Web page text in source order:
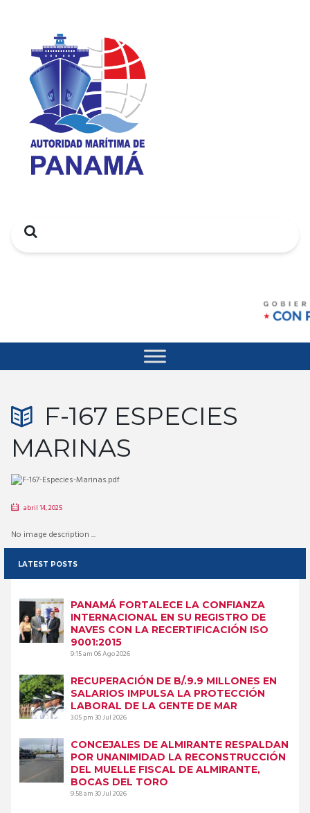
Search
F-167 ESPECIES
MARINAS
abril 14, 2025
No image description ...
LATEST POSTS
PANAMÁ FORTALECE LA CONFIANZA
INTERNACIONAL EN SU REGISTRO DE
NAVES CON LA RECERTIFICACIÓN ISO
9001:2015
9:15 am06 Ago 2026
RECUPERACIÓN DE B/.9.9 MILLONES EN
SALARIOS IMPULSA LA PROTECCIÓN
LABORAL DE LA GENTE DE MAR
3:05 pm30 Jul 2026
CONCEJALES DE ALMIRANTE RESPALDAN
POR UNANIMIDAD LA RECONSTRUCCIÓN
DEL MUELLE FISCAL DE ALMIRANTE,
BOCAS DEL TORO
9:58 am30 Jul 2026